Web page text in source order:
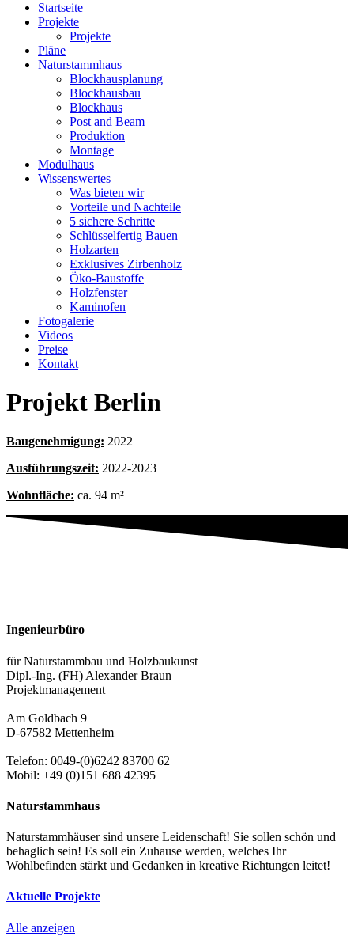
Startseite
Projekte
Projekte
Pläne
Naturstammhaus
Blockhausplanung
Blockhausbau
Blockhaus
Post and Beam
Produktion
Montage
Modulhaus
Wissenswertes
Was bieten wir
Vorteile und Nachteile
5 sichere Schritte
Schlüsselfertig Bauen
Holzarten
Exklusives Zirbenholz
Öko-Baustoffe
Holzfenster
Kaminofen
Fotogalerie
Videos
Preise
Kontakt
Projekt Berlin
Baugenehmigung: 2022
Ausführungszeit: 2022-2023
Wohnfläche: ca. 94 m²
Ingenieurbüro
für Naturstammbau und Holzbaukunst
Dipl.-Ing. (FH) Alexander Braun
Projektmanagement
Am Goldbach 9
D-67582 Mettenheim
Telefon: 0049-(0)6242 83700 62
Mobil: +49 (0)151 688 42395
Naturstammhaus
Naturstammhäuser sind unsere Leidenschaft! Sie sollen schön und
behaglich sein! Es soll ein Zuhause werden, welches Ihr
Wohlbefinden stärkt und Gedanken in kreative Richtungen leitet!
Aktuelle Projekte
Alle anzeigen